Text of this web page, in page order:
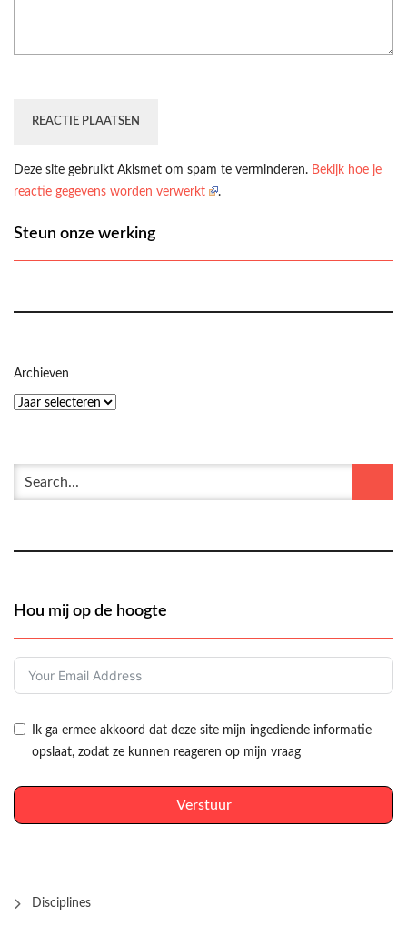
Deze site gebruikt Akismet om spam te verminderen. Bekijk hoe je
reactie gegevens worden verwerkt
.
Steun onze werking
Archieven
Hou mij op de hoogte
Ik ga ermee akkoord dat deze site mijn ingediende informatie
opslaat, zodat ze kunnen reageren op mijn vraag
Verstuur
Disciplines